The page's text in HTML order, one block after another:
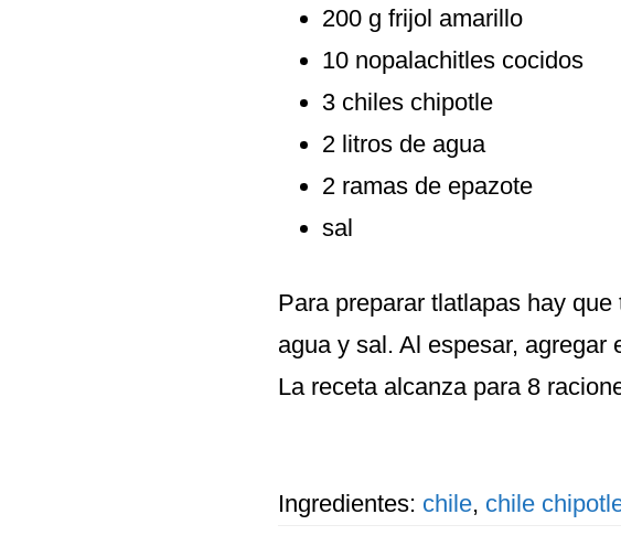
200 g frijol amarillo
10 nopalachitles cocidos
3 chiles chipotle
2 litros de agua
2 ramas de epazote
sal
Para preparar tlatlapas hay
agua y sal. Al espesar, agregar
La receta alcanza para 8
Ingredientes: chile, chile